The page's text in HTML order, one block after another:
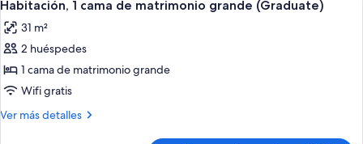
adaptada
(Mobility)
grande,
ducha
(Mobility)
todas
las
fotos
de
Habitación,
1
Habitación, 1 cama de matrimonio grande (Graduate)
31 m²
2 huéspedes
1 cama de matrimonio grande
Wifi gratis
Ver más detalles
Más